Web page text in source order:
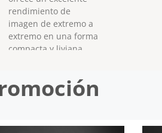
rendimiento de
imagen de extremo a
extremo en una forma
compacta y liviana